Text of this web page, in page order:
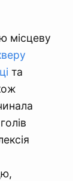
місцеву
та